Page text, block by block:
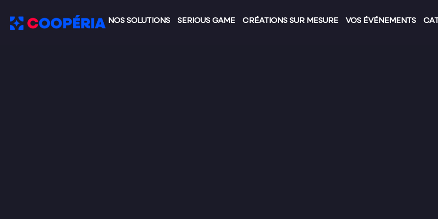
NOS SOLUTIONS SERIOUS GAME CRÉATIONS SUR MESURE VOS ÉVÉNEMENTS